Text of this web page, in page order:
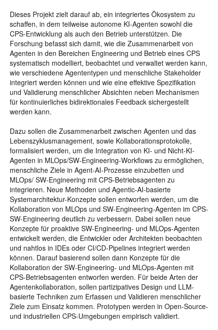
Dieses Projekt zielt darauf ab, ein integriertes Ökosystem zu
schaffen, in dem teilweise autonome KI-Agenten sowohl die
CPS-Entwicklung als auch den Betrieb unterstützen. Die
Forschung befasst sich damit, wie die Zusammenarbeit von
Agenten in den Bereichen Engineering und Betrieb eines CPS
systematisch modelliert, beobachtet und verwaltet werden kann,
wie verschiedene Agententypen und menschliche Stakeholder
integriert werden können und wie eine effektive Spezifikation
und Validierung menschlicher Absichten neben Mechanismen
für kontinuierliches bidirektionales Feedback sichergestellt
werden kann.
Dazu sollen die Zusammenarbeit zwischen Agenten und das
Lebenszyklusmanagement, sowie Kollaborationsprotokolle,
formalisiert werden, um die Integration von KI- und Nicht-KI-
Agenten in MLOps/SW-Engineering-Workflows zu ermöglichen,
menschliche Ziele in Agent-AI-Prozesse einzubetten und
MLOps/ SW-Engineering mit CPS-Betriebsagenten zu
integrieren. Neue Methoden und Agentic-AI-basierte
Systemarchitektur-Konzepte sollen entworfen werden, um die
Kollaboration von MLOps und SW-Engineering-Agenten im CPS-
SW-Engineering deutlich zu verbessern. Dabei sollen neue
Konzepte für proaktive SW-Engineering- und MLOps-Agenten
entwickelt werden, die Entwickler oder Architekten beobachten
und nahtlos in IDEs oder CI/CD-Pipelines integriert werden
können. Darauf basierend sollen dann Konzepte für die
Kollaboration der SW-Engineering- und MLOps-Agenten mit
CPS-Betriebsagenten entworfen werden. Für beide Arten der
Agentenkollaboration, sollen partizipatives Design und LLM-
basierte Techniken zum Erfassen und Validieren menschlicher
Ziele zum Einsatz kommen. Prototypen werden in Open-Source-
und industriellen CPS-Umgebungen empirisch validiert.